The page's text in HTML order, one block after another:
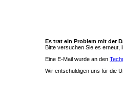
Es trat ein Problem mit der
Bitte versuchen Sie es erneut,
Eine E-Mail wurde an den
Wir entschuldigen uns für die